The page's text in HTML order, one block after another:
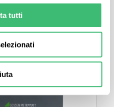
tutti
summator SU1604